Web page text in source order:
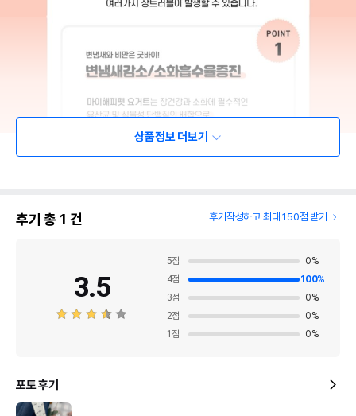
상품정보 더보기
후기 총 1 건 후기작성하고 최대 150점 받기
3.5
5점 0%
4점 100%
3점 0%
2점 0%
1 점 0%
포토 후기